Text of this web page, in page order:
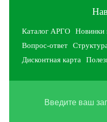
Каталог АРГО Новинки
Вопрос-ответ
Дисконтная карта